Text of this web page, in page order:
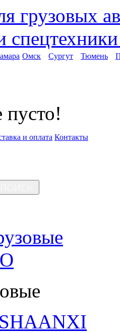
Омск Сургут Тюмень
пусто!
и оплата Контакты